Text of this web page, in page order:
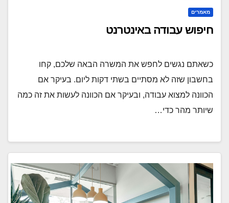
מאמרים
חיפוש עבודה באינטרנט
כשאתם נגשים לחפש את המשרה הבאה שלכם, קחו
בחשבון שזה לא מסתיים בשתי דקות ליום. בעיקר אם
הכוונה למצוא עבודה, ובעיקר אם הכוונה לעשות את זה כמה
שיותר מהר כדי…